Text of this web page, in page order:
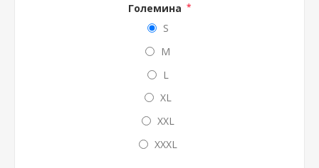
Големина *
S
M
L
XL
XXL
XXXL